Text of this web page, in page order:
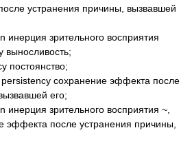
устранения причины, вызвавшей
инерция зрительного восприятия
выносливость;
постоянство;
persistency сохранение эффекта после
его;
инерция зрительного восприятия ~,
эффекта после устранения причины,